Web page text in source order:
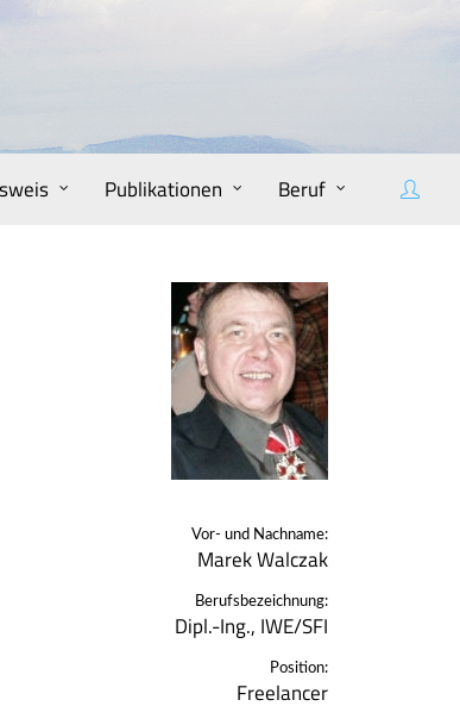
Publikationen Beruf
Vor- und Nachname:
Marek Walczak
Berufsbezeichnung:
Dipl.-Ing., IWE/SFI
Position:
Freelancer